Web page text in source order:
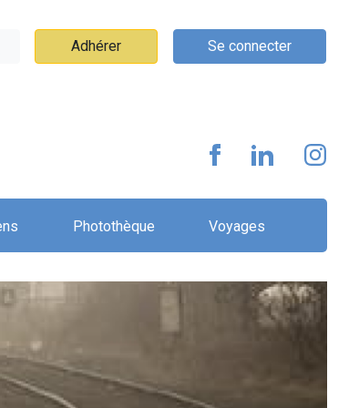
Adhérer Se connecter
Photothèque Voyages